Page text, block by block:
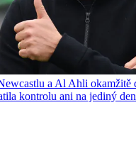
a Al Ahli okamžitě
kontrolu ani na jediný den